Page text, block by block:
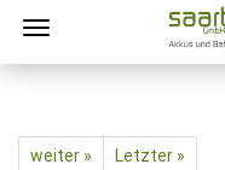
weiter »
Letzter »